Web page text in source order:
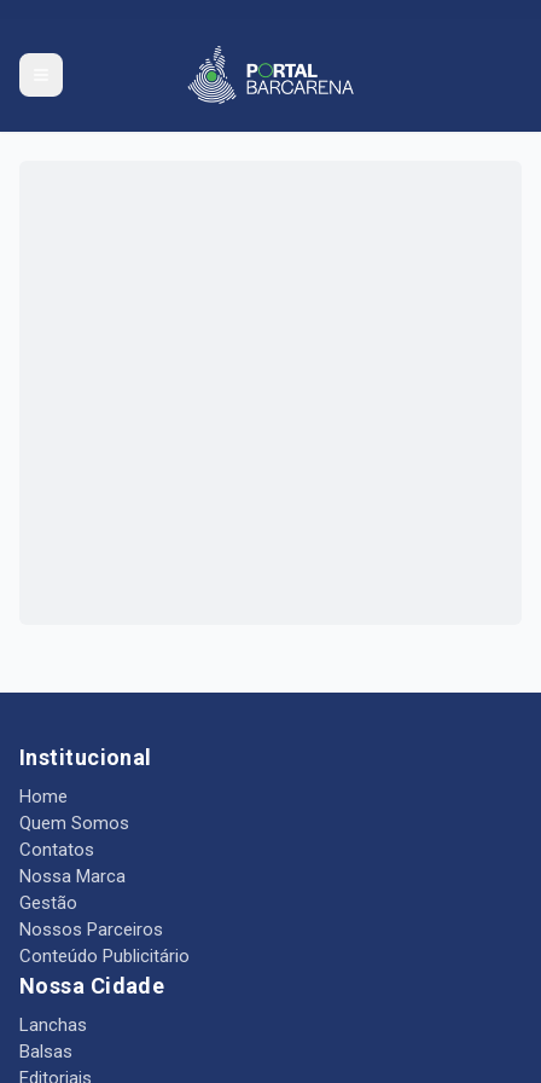
Institucional
Home
Quem Somos
Contatos
Nossa Marca
Gestão
Nossos Parceiros
Conteúdo Publicitário
Nossa Cidade
Lanchas
Balsas
Editoriais